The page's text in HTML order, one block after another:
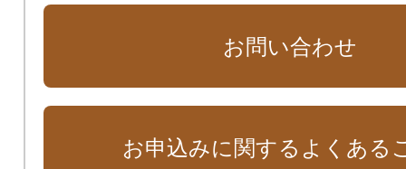
お問い合わせ
お申込みに関するよくある